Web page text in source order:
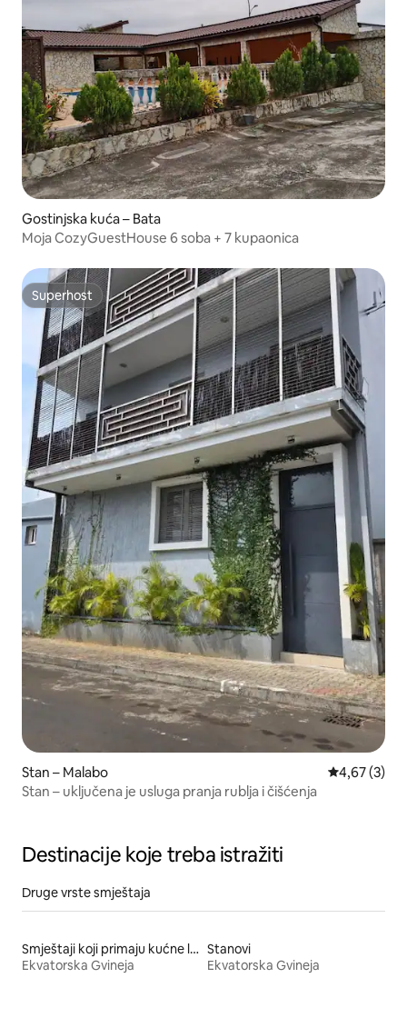
Gostinjska kuća – Bata
Moja CozyGuestHouse 6 soba + 7 kupaonica
Superhost
Superhost
Stan – Malabo Prosječna
4,67 (3)
Stan – uključena je usluga pranja rublja i čišćenja
Destinacije koje treba istražiti
Druge vrste smještaja
Smještaji koji primaju kućne ljubimce
Ekvatorska Gvineja
Stanovi
Ekvatorska Gvineja